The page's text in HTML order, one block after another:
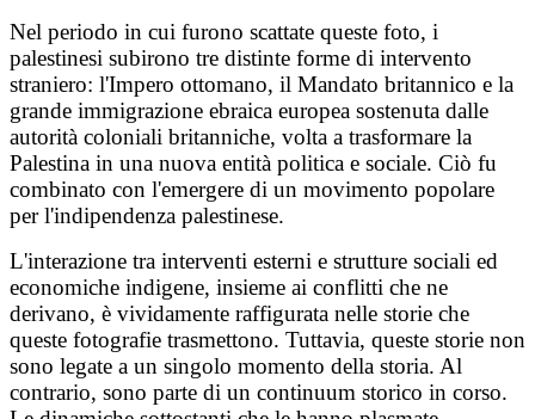
Nel periodo in cui furono scattate queste foto, i
palestinesi subirono tre distinte forme di intervento
straniero: l'Impero ottomano, il Mandato britannico e la
grande immigrazione ebraica europea sostenuta dalle
autorità coloniali britanniche, volta a trasformare la
Palestina in una nuova entità politica e sociale. Ciò fu
combinato con l'emergere di un movimento popolare
per l'indipendenza palestinese.
L'interazione tra interventi esterni e strutture sociali ed
economiche indigene, insieme ai conflitti che ne
derivano, è vividamente raffigurata nelle storie che
queste fotografie trasmettono. Tuttavia, queste storie non
sono legate a un singolo momento della storia. Al
contrario, sono parte di un continuum storico in corso.